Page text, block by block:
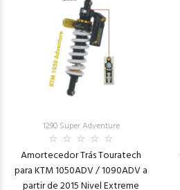
1290 Super Adventure
Amortecedor Trás Touratech
para KTM 1050ADV / 1090ADV a
partir de 2015 Nivel Extreme